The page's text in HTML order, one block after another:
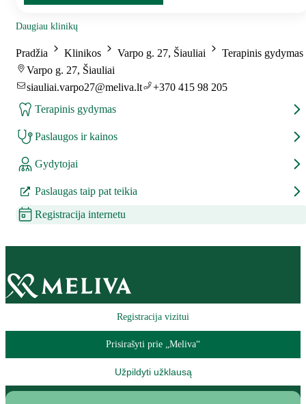
Daugiau klinikų
Pradžia Klinikos Varpo g. 27, Šiauliai
Terapinis gydymas
Varpo g. 27, Šiauliai
siauliai.varpo27@meliva.lt
+370 415 98 205
Terapinis gydymas
Paslaugos ir kainos
Gydytojai
Paslaugas taip pat teikia
Registracija internetu
Registracija vizitui
Prisirašyti prie „Meliva“
Užpildyti užklausą